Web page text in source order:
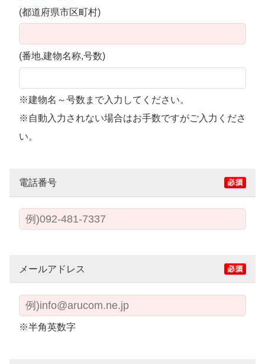
(都道府県市区町村)
(番地,建物名称,号数)
※建物名～号数まで入力してください。
※自動入力されない場合はお手数ですがご入力くださ
い。
電話番号
メールアドレス
※半角英数字